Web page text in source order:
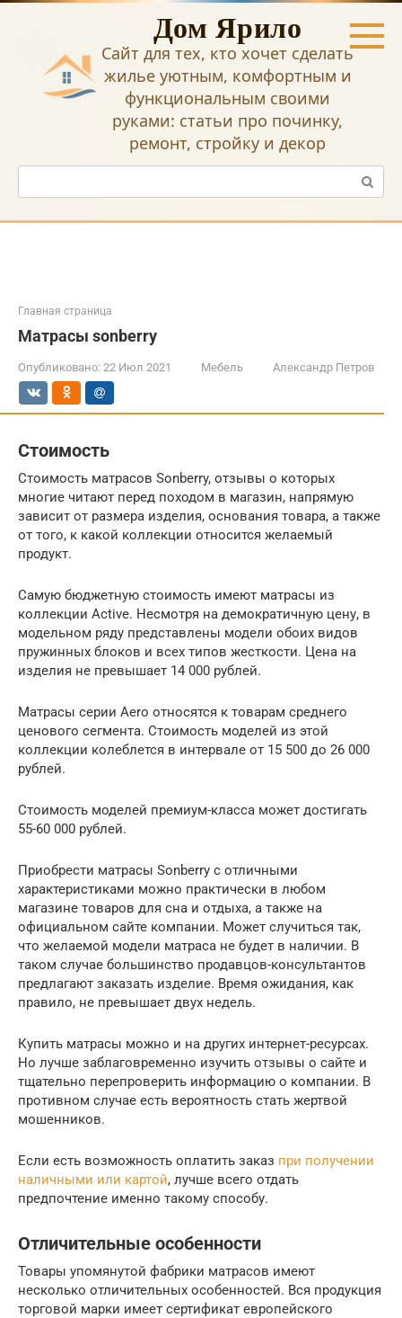
Перейти
Дом Ярило
Сайт для тех, кто хочет сделать
жилье уютным, комфортным и
функциональным своими
руками: статьи про починку,
ремонт, стройку и декор
Поиск:
Главная страница
Матрасы sonberry
Опубликовано: 22 Июл 2021 Мебель Александр Петров
Стоимость
Стоимость матрасов Sonberry, отзывы о которых
многие читают перед походом в магазин, напрямую
зависит от размера изделия, основания товара, а также
от того, к какой коллекции относится желаемый
продукт.
Самую бюджетную стоимость имеют матрасы из
коллекции Active. Несмотря на демократичную цену, в
модельном ряду представлены модели обоих видов
пружинных блоков и всех типов жесткости. Цена на
изделия не превышает 14 000 рублей.
Матрасы серии Aero относятся к товарам среднего
ценового сегмента. Стоимость моделей из этой
коллекции колеблется в интервале от 15 500 до 26 000
рублей.
Стоимость моделей премиум-класса может достигать
55-60 000 рублей.
Приобрести матрасы Sonberry с отличными
характеристиками можно практически в любом
магазине товаров для сна и отдыха, а также на
официальном сайте компании. Может случиться так,
что желаемой модели матраса не будет в наличии. В
таком случае большинство продавцов-консультантов
предлагают заказать изделие. Время ожидания, как
правило, не превышает двух недель.
Купить матрасы можно и на других интернет-ресурсах.
Но лучше заблаговременно изучить отзывы о сайте и
тщательно перепроверить информацию о компании. В
противном случае есть вероятность стать жертвой
мошенников.
Если есть возможность оплатить заказ при получении
наличными или картой, лучше всего отдать
предпочтение именно такому способу.
Отличительные особенности
Товары упомянутой фабрики матрасов имеют
несколько отличительных особенностей. Вся продукция
торговой марки имеет сертификат европейского